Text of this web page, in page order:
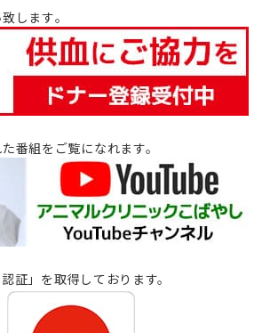
します｡
番組をご覧になれます。
証」を取得しております。